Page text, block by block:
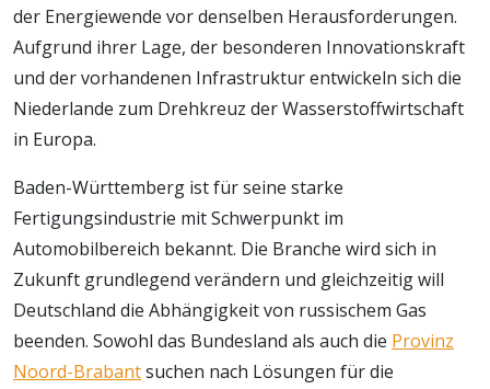
der Energiewende vor denselben Herausforderungen.
Aufgrund ihrer Lage, der besonderen Innovationskraft
und der vorhandenen Infrastruktur entwickeln sich die
Niederlande zum Drehkreuz der Wasserstoffwirtschaft
in Europa.
Baden-Württemberg ist für seine starke
Fertigungsindustrie mit Schwerpunkt im
Automobilbereich bekannt. Die Branche wird sich in
Zukunft grundlegend verändern und gleichzeitig will
Deutschland die Abhängigkeit von russischem Gas
beenden. Sowohl das Bundesland als auch die Provinz
Noord-Brabantsuchen nach Lösungen für die